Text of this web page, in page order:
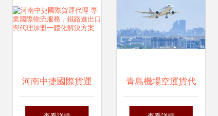
河南中捷國際貨運
代理 專業國際物流
青島機場空運貨代
公司 專業配件運輸